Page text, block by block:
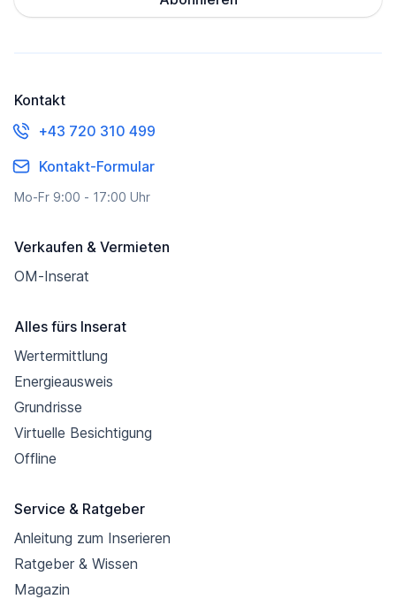
Kontakt
+43 720 310 499
Kontakt-Formular
Mo-Fr 9:00 - 17:00 Uhr
Verkaufen & Vermieten
OM-Inserat
Alles fürs Inserat
Wertermittlung
Energieausweis
Grundrisse
Virtuelle Besichtigung
Offline
Service & Ratgeber
Anleitung zum Inserieren
Ratgeber & Wissen
Magazin